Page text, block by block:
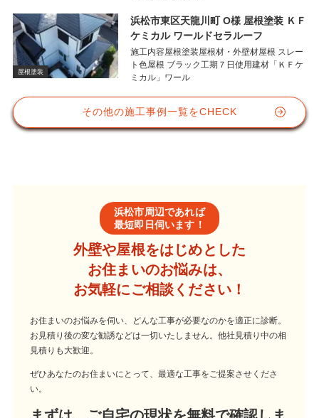
屋根塗装
浜松市東区天龍川町 O様 屋根塗装 ＫＦ
ケミカル ワールドセラルーフ
施工内容屋根塗装屋根材・外壁材屋根 スレー
ト色屋根 ブラック工期７日使用建材「ＫＦケ
ミカル」ワール
その他の施工事例一覧をCHECK
浜松市周辺であれば
最短即日伺います！
外壁や屋根をはじめとした
お住まいのお悩みは、
お気軽にご相談ください！
お住まいのお悩みを伺い、どんな工事が必要なのかを適正に診断。
お見積り後の変な勧誘などは一切いたしません。他社見積り中の相
見積りも大歓迎。
ぜひあなたのお住まいにとって、最適な工事をご提案させくださ
い。